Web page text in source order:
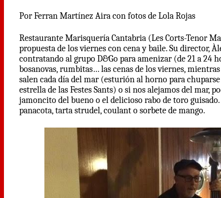
Por Ferran Martínez Aira con fotos de Lola Rojas
Restaurante Marisquería Cantabria (Les Corts-Tenor
propuesta de los viernes con cena y baile. Su director,
contratando al grupo D&Go para amenizar (de 21 a 24
bosanovas, rumbitas… las cenas de los viernes,
salen cada día del mar (esturión al horno para
estrella de las Festes Sants) o si nos alejamos del mar,
jamoncito del bueno o el delicioso rabo de toro
panacota, tarta strudel, coulant o sorbete de mango.